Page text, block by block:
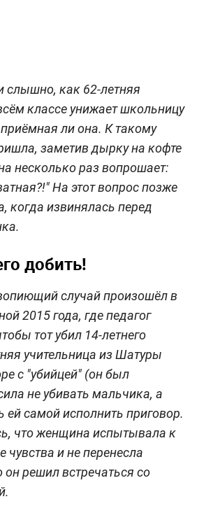
слышно, как 62-летняя
классе унижает школьницу
ли она. К такому
заметив дырку на кофте
несколько раз вопрошает:
На этот вопрос позже
когда извинялась перед
добить!
случай произошёл в
2015 года, где педагог
тот убил 14-летнего
учительница из Шатуры
с "убийцей" (он был
не убивать мальчика, а
ей самой исполнить приговор.
что женщина испытывала к
и не перенесла
он решил встречаться со